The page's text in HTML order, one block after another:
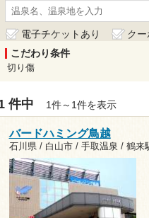
電子チケットあり クー
こだわり条件
切り傷
件中 1件～1件を表示
バードハミング鳥越
石川県 / 白山市 / 手取温泉 / 鶴来